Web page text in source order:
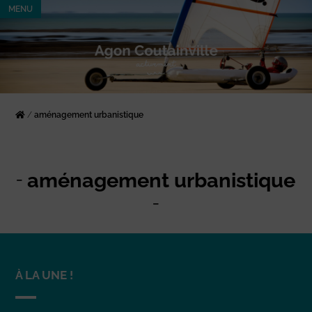
MENU
/aménagement urbanistique
aménagement urbanistique
À LA UNE !